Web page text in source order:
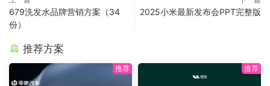
679洗发水品牌营销方案（34
份）
2025小米最新发布会PPT完整版
推荐方案